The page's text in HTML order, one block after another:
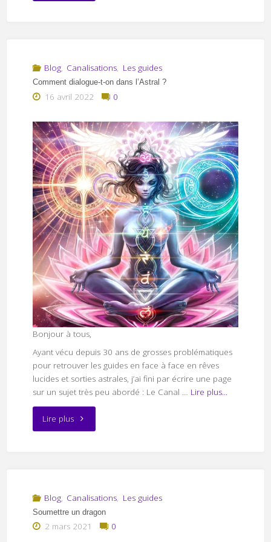
une
neutre"
Blog, Canalisations, Les guides
Comment dialogue-t-on dans l’Astral ?
16 avril 2022 0
Bonjour à tous,
Ayant vécu depuis 30 ans de grosses problématiques
pour retrouver les guides en face à face en rêves
lucides et sorties astrales, j’ai fini par écrire une page
sur un sujet très peu abordé : Le Canal … Lire plus...
Lire plus"Comment
dans
Blog, Canalisations, Les guides
Soumettre un dragon
2 mars 2021 0